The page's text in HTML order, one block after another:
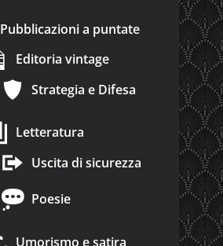
Pubblicazioni a puntate
Editoria vintage
Strategia e Difesa
Letteratura
Uscita di sicurezza
Poesie
Umorismo e satira